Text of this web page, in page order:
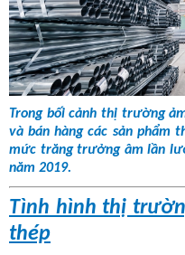
Trong bối cảnh thị trường
và bán hàng các sản phẩm
mức trăng trưởng âm lần
năm 2019.
Tình hình thị
thép